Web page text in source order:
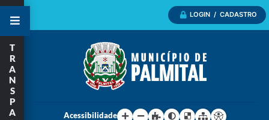
LOGIN / CADASTRO
Acessibilidade
T
R
A
N
S
P
A